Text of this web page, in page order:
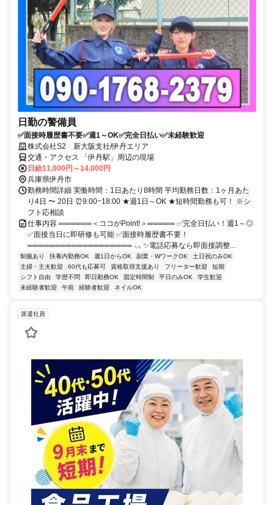
日勤の警備員
✅面接時履歴書不要✅週1～OK✅完全日払い✅未経験歓迎
株式会社S2 新大阪支社/伊丹エリア
交通・アクセス 「伊丹駅」周辺の現場
日給11,000円～14,000円
兵庫県伊丹市
勤務時間詳細 実働時間：1日あたり8時間 平均勤務日数：1ヶ月あた
り4日 〜 20日 ⏰9:00~18:00 ★週1日～OK ★短時間勤務も可！ ※シ
フト応相談
仕事内容 ══════＜ココがPoint!＞═════ ✅完全日払い！週1～◎
✅面接当日に即研修も可能 ✅面接時履歴書不要！
═══════════════════ ⸜⸜ ✨電話応募なら即面接調整...
制服あり 扶養内勤務OK 週1日からOK 副業・WワークOK
土日祝のみOK
主婦・主夫歓迎
60代も応募可 資格取得支援あり フリーター歓迎
短期
シフト自由
学歴不問 即日勤務OK 固定時間制 平日のみOK
学生歓迎
未経験者歓迎
午前 経験者歓迎 ネイルOK
派遣社員